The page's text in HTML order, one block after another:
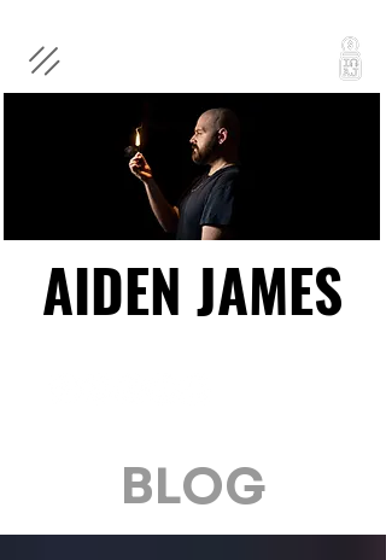
AIDEN JAMES
AIDEN JAMES
BLOG